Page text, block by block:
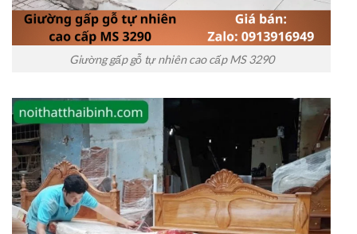
Giường gấp gỗ tự nhiên cao cấp MS 3290